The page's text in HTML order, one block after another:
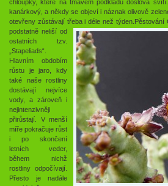
chloupky, které na tmavém podkladu doslova
kanárkový, a někdy se objeví i náznak olivově
otevřeny zůstávají třeba i déle než týden. Pěstování
podstatně neliší od
ostatních tzv.
„Stapeliads“.
Hlavním obdobím
růstu je jaro, kdy
také naše rostliny
dostávají nejvíce
vody, a zároveň i
nejintenzivněji
přirůstají. V menší
míře pokračuje růst
i po skončení
letních veder,
během nichž
rostliny odpočívají.
Přesto je nadále